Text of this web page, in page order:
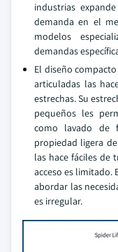
industrias
demanda en el
modelos
demandas
El diseño
articuladas las
estrechas. Su
pequeños les
como lavado de
propiedad ligera
las hace fáciles de
acceso es limitado.
abordar las
es irregular.